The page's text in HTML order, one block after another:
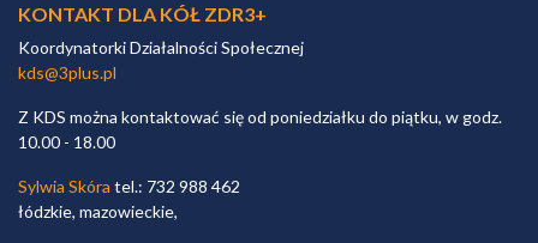
KONTAKT DLA KÓŁ ZDR3+
Koordynatorki Działalności Społecznej
kds@3plus.pl
Z KDS można kontaktować się od poniedziałku do piątku, w godz.
10.00 - 18.00
Sylwia Skóra tel.: 732 988 462
łódzkie, mazowieckie,